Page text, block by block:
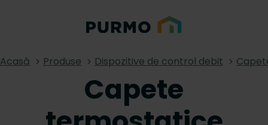
Acasă Produse Dispozitive de control debit
Capete